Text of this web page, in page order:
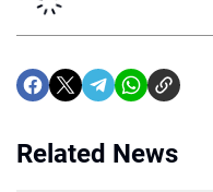
Related News